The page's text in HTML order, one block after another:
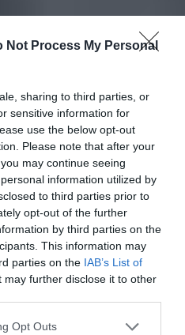
Not Process My Personal
sharing to third parties, or
sensitive information for
use the below opt-out
Please note that after your
may continue seeing
information utilized by
to third parties prior to
opt-out of the further
by third parties on the
This information may
parties on the IAB’s List of
may further disclose it to other
Opt Outs